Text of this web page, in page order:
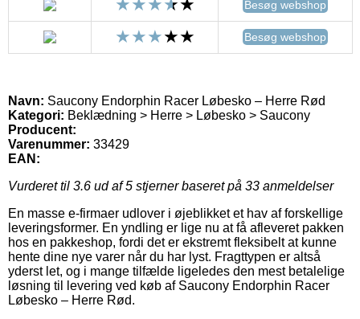
Besøg webshop
Besøg webshop
Navn: Saucony Endorphin Racer Løbesko – Herre Rød
Kategori: Beklædning > Herre > Løbesko > Saucony
Producent:
Varenummer: 33429
EAN:
Vurderet til 3.6 ud af 5 stjerner baseret på 33 anmeldelser
En masse e-firmaer udlover i øjeblikket et hav af forskellige
leveringsformer. En yndling er lige nu at få afleveret pakken
hos en pakkeshop, fordi det er ekstremt fleksibelt at kunne
hente dine nye varer når du har lyst. Fragttypen er altså
yderst let, og i mange tilfælde ligeledes den mest betalelige
løsning til levering ved køb af Saucony Endorphin Racer
Løbesko – Herre Rød.